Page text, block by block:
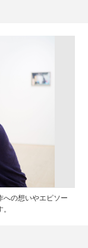
への想いやエピソー